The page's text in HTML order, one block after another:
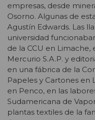
empresas, desde
Osorno. Algunas de
Agustín Edwards. Las
universidad
de la CCU en Limache,
Mercurio S.A.P. y
en una fábrica de la
Papeles y Cartones en
en Penco, en las
Sudamericana de
plantas textiles de la